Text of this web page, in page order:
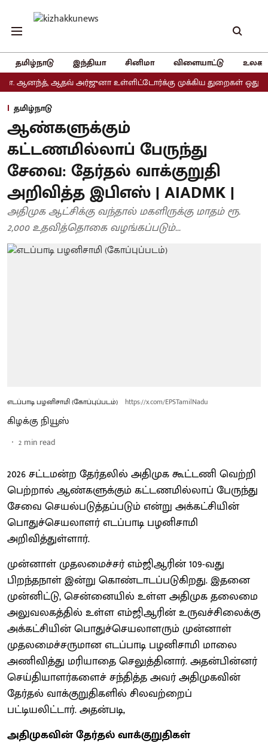
தமிழ்நாடு இந்தியா சினிமா விளையாட்டு
ஆதவ் அர்ஜுனா உள்ளிட்டோர்க்கு முக்கிய துறைகள் ஒதுக்கீடு
தமிழ்நாடு
ஆண்களுக்கும்
கட்டணமில்லாப் பேருந்து
சேவை: தேர்தல் வாக்குறுதி
அறிவித்த இபிஎஸ் | AIADMK |
அதிமுக ஆட்சிக்கு வந்தால் மகளிருக்கு மாதம் ரூ.
2,000 உதவித்தொகை வழங்கப்படும்...
எடப்பாடி பழனிசாமி (கோப்புப்படம்) https://x.com/EPSTamilNadu
கிழக்கு நியூஸ்
2 min read
2026 சட்டமன்ற தேர்தலில் அதிமுக கூட்டணி வெற்றி
பெற்றால் ஆண்களுக்கும் கட்டணமில்லாப் பேருந்து
சேவை செயல்படுத்தப்படும் என்று அக்கட்சியின்
பொதுச்செயலாளர் எடப்பாடி பழனிசாமி
அறிவித்துள்ளார்.
முன்னாள் முதலமைச்சர் எம்ஜிஆரின் 109-வது
பிறந்தநாள் இன்று கொண்டாடப்படுகிறது. இதனை
முன்னிட்டு, சென்னையில் உள்ள அதிமுக தலைமை
அலுவலகத்தில் உள்ள எம்ஜிஆரின் உருவச்சிலைக்கு
அக்கட்சியின் பொதுச்செயலாளரும் முன்னாள்
முதலமைச்சருமான எடப்பாடி பழனிசாமி மாலை
அணிவித்து மரியாதை செலுத்தினார். அதன்பின்னர்
செய்தியாளர்களைச் சந்தித்த அவர் அதிமுகவின்
தேர்தல் வாக்குறுதிகளில் சிலவற்றைப்
பட்டியலிட்டார். அதன்படி,
அதிமுகவின் தேர்தல் வாக்குறுதிகள்